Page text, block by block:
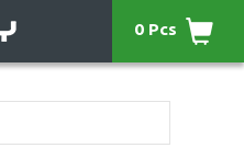
0 Pcs